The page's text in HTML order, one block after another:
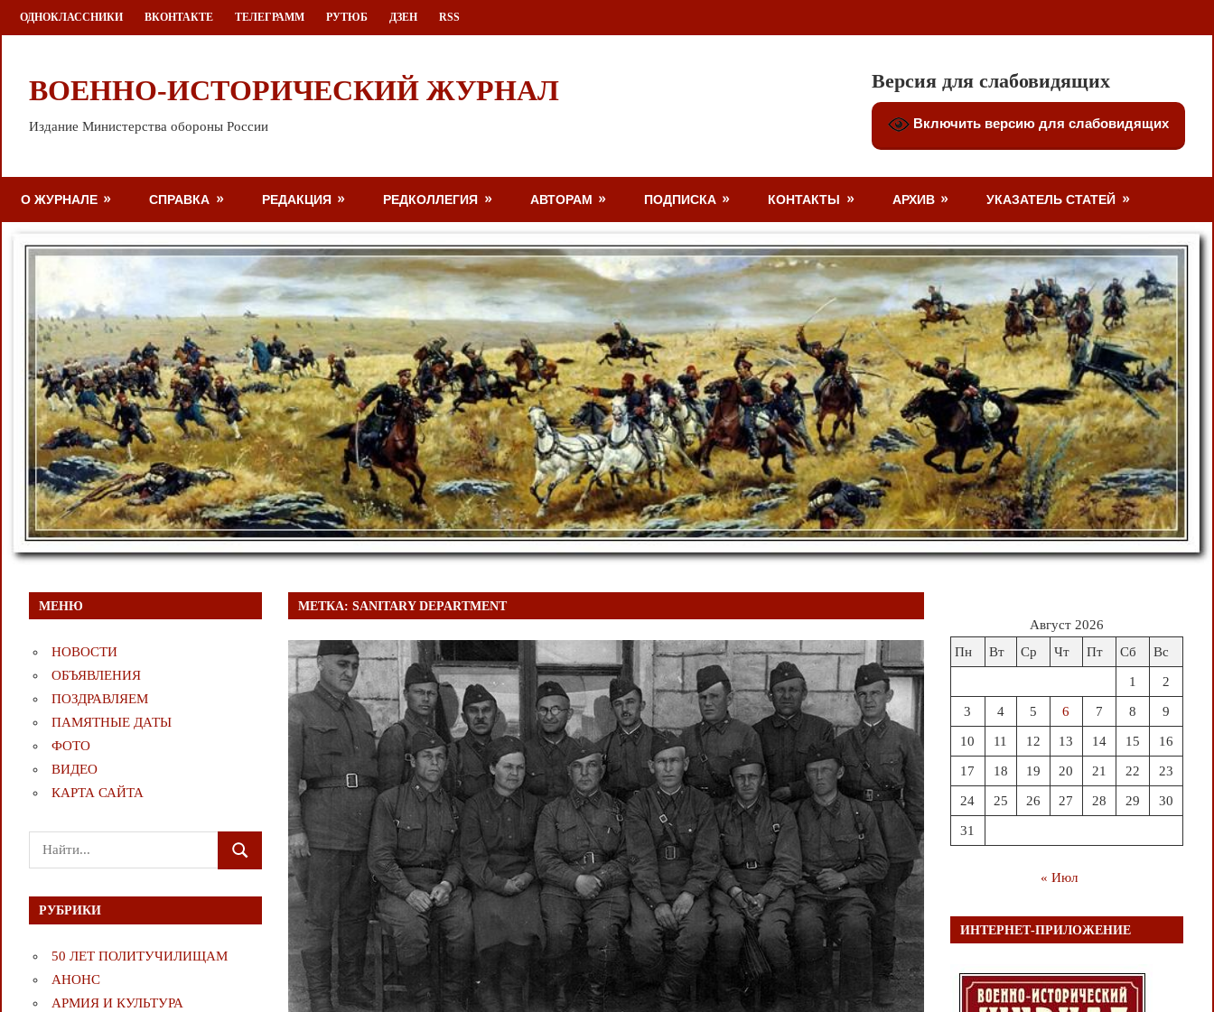
Перейти
к
ОДНОКЛАССНИКИ ВКОНТАКТЕ ТЕЛЕГРАММ РУТЮБ ДЗЕН RSS
ВОЕННО-ИСТОРИЧЕСКИЙ ЖУРНАЛ
Издание Министерства обороны России
Версия для слабовидящих
Включить версию для слабовидящих
О ЖУРНАЛЕ СПРАВКА РЕДАКЦИЯ РЕДКОЛЛЕГИЯ АВТОРАМ ПОДПИСКА КОНТАКТЫ АРХИВ УКАЗАТЕЛЬ СТАТЕЙ
МЕТКА:SANITARY DEPARTMENT
МЕНЮ
НОВОСТИ
ОБЪЯВЛЕНИЯ
ПОЗДРАВЛЯЕМ
ПАМЯТНЫЕ ДАТЫ
ФОТО
ВИДЕО
КАРТА САЙТА
Поиск
для:
ПОИСК
РУБРИКИ
50 ЛЕТ ПОЛИТУЧИЛИЩАМ
АНОНС
АРМИЯ И КУЛЬТУРА
Август 2026
Пн
Вт Ср Чт Пт Сб Вс
1 2
3 4 5 6 7 8 9
10 11 12 13 14 15 16
17 18 19 20 21 22 23
24 25 26 27 28 29 30
31
« Июл
ИНТЕРНЕТ-ПРИЛОЖЕНИЕ